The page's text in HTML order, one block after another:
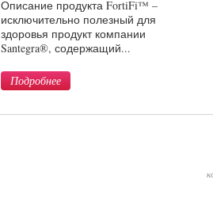
Описание продукта FortiFi™ –
исключительно полезный для
здоровья продукт компании
Santegra®, содержащий...
Подробнее